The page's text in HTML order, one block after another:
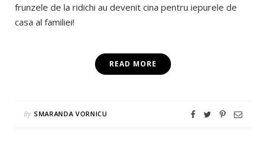
frunzele de la ridichi au devenit cina pentru iepurele de
casa al familiei!
READ MORE
By SMARANDA VORNICU